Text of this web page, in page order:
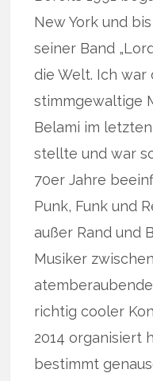
New York und
seiner Band
die Welt. Ich war
stimmgewaltige
Belami im
stellte und war
70er Jahre
Punk, Funk und
außer Rand und
Musiker
richtig cooler
2014 organisiert
bestimmt